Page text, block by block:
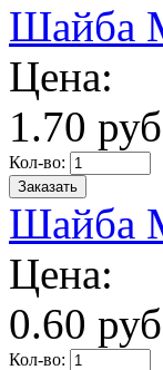
Шайба
Цена:
1.70
Кол-во:
Шайба
Цена:
0.60
Кол-во: